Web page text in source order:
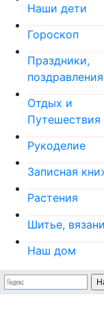
Наши дети
Гороскоп
Праздники,
поздравления
Отдых и
Путешествия
Рукоделие
Записная
Растения
Шитье,
Наш дом